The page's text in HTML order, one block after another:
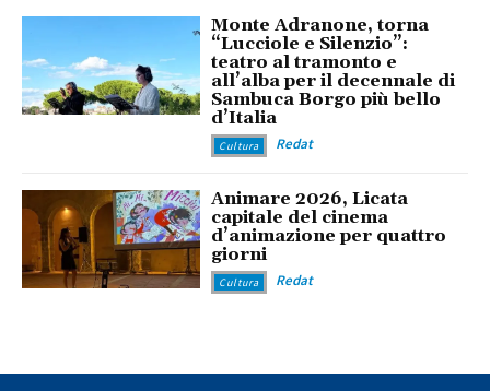
Monte Adranone, torna
“Lucciole e Silenzio”:
teatro al tramonto e
all’alba per il decennale di
Sambuca Borgo più bello
d’Italia
Cultura Redat
Animare 2026, Licata
capitale del cinema
d’animazione per quattro
giorni
Cultura Redat